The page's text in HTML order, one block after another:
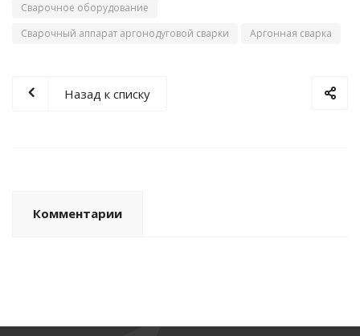
Сварочное оборудование
Сварочный аппарат аргонодуговой сварки
Аргонная сварка
Назад к списку
Комментарии